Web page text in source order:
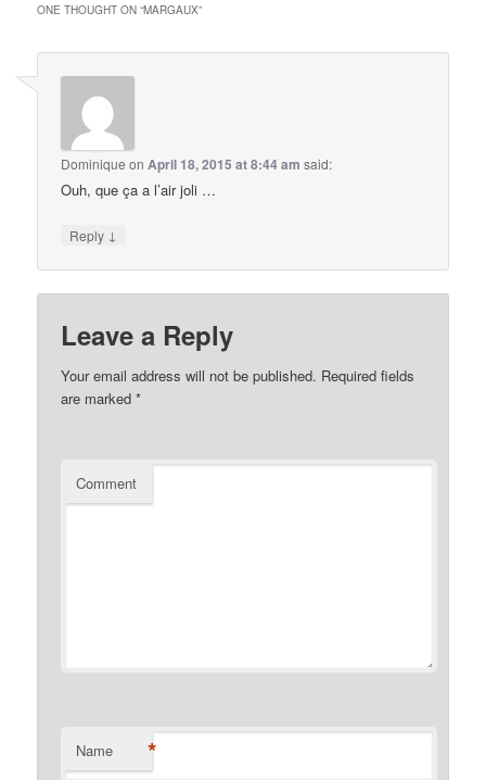
ONE THOUGHT ON “MARGAUX”
Dominique on April 18, 2015 at 8:44 am said:
Ouh, que ça a l’air joli …
Reply ↓
Leave a Reply
Your email address will not be published. Required fields
are marked*
Comment
Name *